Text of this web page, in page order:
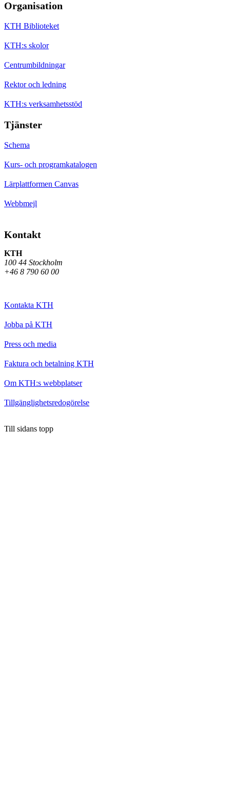
Organisation
KTH Biblioteket
KTH:s skolor
Centrumbildningar
Rektor och ledning
KTH:s verksamhetsstöd
Tjänster
Schema
Kurs- och programkatalogen
Lärplattformen Canvas
Webbmejl
Kontakt
KTH
100 44 Stockholm
+46 8 790 60 00
Kontakta KTH
Jobba på KTH
Press och media
Faktura och betalning KTH
Om KTH:s webbplatser
Tillgänglighetsredogörelse
Till sidans topp